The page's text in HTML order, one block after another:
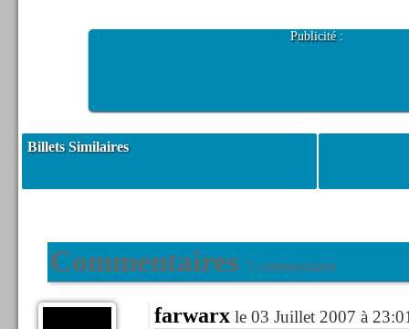
Publicité :
Billets Similaires
Commentaires 5 commentaires
farwarxle 03 Juillet 2007 à